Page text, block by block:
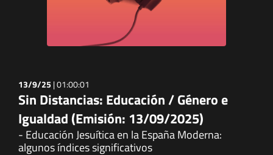
13/9/25 |01:00:01
Sin Distancias: Educación / Género e
Igualdad (Emisión: 13/09/2025)
- Educación Jesuítica en la España Moderna:
algunos índices significativos